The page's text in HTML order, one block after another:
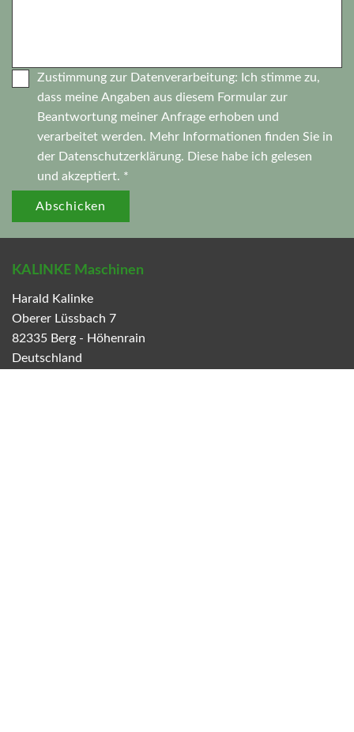
Zustimmung zur Datenverarbeitung: Ich stimme zu,
dass meine Angaben aus diesem Formular zur
Beantwortung meiner Anfrage erhoben und
verarbeitet werden. Mehr Informationen finden Sie in
der Datenschutzerklärung. Diese habe ich gelesen
und akzeptiert. *
Abschicken
KALINKE Maschinen
Harald Kalinke
Oberer Lüssbach 7
82335 Berg - Höhenrain
Deutschland